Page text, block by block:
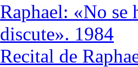
Raphael: «No se
discute». 1984
Recital de